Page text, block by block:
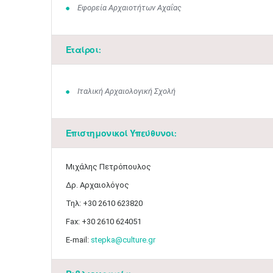
Εφορεία Αρχαιοτήτων Αχαΐας
Εταίροι:
Ιταλική Αρχαιολογική Σχολή
Επιστημονικοί Υπεύθυνοι:
Μιχάλης Πετρόπουλος
Δρ. Αρχαιολόγος
Τηλ: +30 2610 623820
Fax: +30 2610 624051
E-mail: stepka@culture.gr